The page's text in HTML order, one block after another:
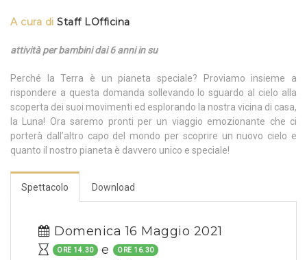
A cura di Staff LOfficina
attività per bambini dai 6 anni in su
Perché la Terra è un pianeta speciale? Proviamo insieme a
rispondere a questa domanda sollevando lo sguardo al cielo alla
scoperta dei suoi movimenti ed esplorando la nostra vicina di casa,
la Luna! Ora saremo pronti per un viaggio emozionante che ci
porterà dall’altro capo del mondo per scoprire un nuovo cielo e
quanto il nostro pianeta è davvero unico e speciale!
Spettacolo Download
Domenica 16 Maggio 2021
ORE 14.30 e ORE 16.30